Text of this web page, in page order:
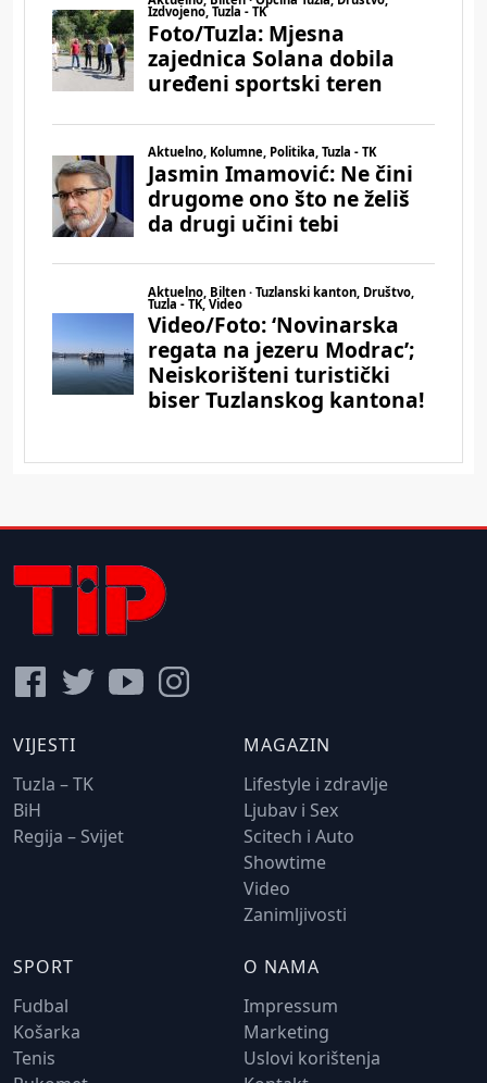
VIJESTI
Tuzla – TK
BiH
Regija – Svijet
MAGAZIN
Lifestyle i zdravlje
Ljubav i Sex
Scitech i Auto
Showtime
Video
Zanimljivosti
SPORT
Fudbal
Košarka
Tenis
O NAMA
Impressum
Marketing
Uslovi korištenja